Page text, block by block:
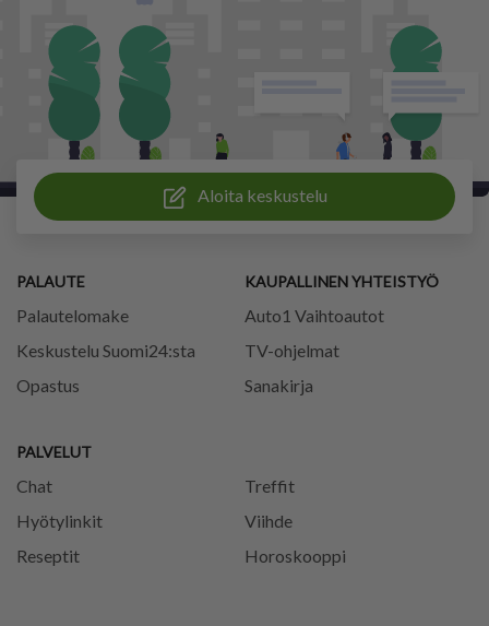
Aloita keskustelu
PALAUTE
Palautelomake
Keskustelu Suomi24:sta
Opastus
PALVELUT
Chat
Treffit
Hyötylinkit
Viihde
Reseptit
Horoskooppi
KAUPALLINEN YHTEISTYÖ
Auto1 Vaihtoautot
TV-ohjelmat
Sanakirja